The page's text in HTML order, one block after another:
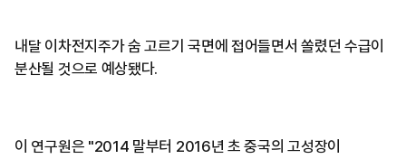
내달 이차전지주가 숨 고르기 국면에 접어들면서 쏠렸던 수급이
분산될 것으로 예상됐다.
이 연구원은 "2014 말부터 2016년 초 중국의 고성장이